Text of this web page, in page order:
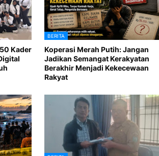
Kader
BERITA
Koperasi Merah Putih: Jangan
Jadikan Semangat Kerakyatan
Berakhir Menjadi Kekecewaan
Rakyat